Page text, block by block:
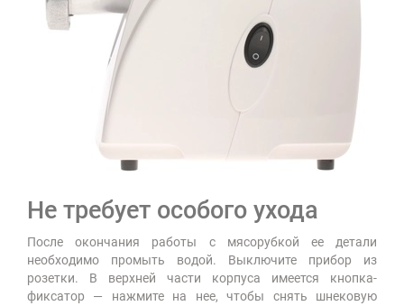
Не требует особого ухода
После окончания работы с мясорубкой ее детали
необходимо промыть водой. Выключите прибор из
розетки. В верхней части корпуса имеется кнопка-
фиксатор — нажмите на нее, чтобы снять шнековую